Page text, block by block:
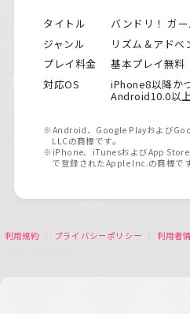
タイトル
バンドリ！ ガ
ジャンル
リズム＆アドベ
プレイ料金
基本プレイ無料
対応OS
iPhone8以降か
Android10.0以上
※Android、Google Playおよび
LLCの商標です。
※iPhone、iTunesおよびApp Store
で登録されたApple Inc.の商標です
利用規約 プライバシーポリシー 利用者